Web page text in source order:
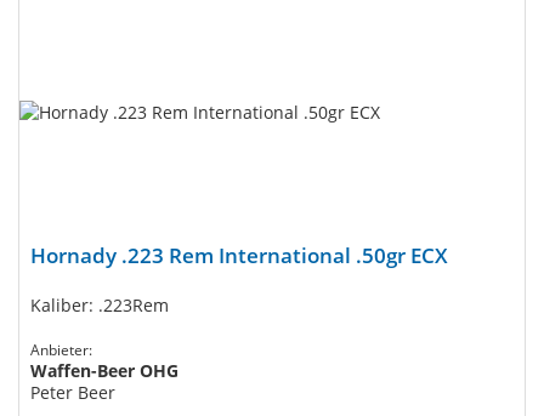
Hornady .223 Rem International .50gr ECX
Kaliber: .223Rem
Anbieter:
Waffen-Beer OHG
Peter Beer